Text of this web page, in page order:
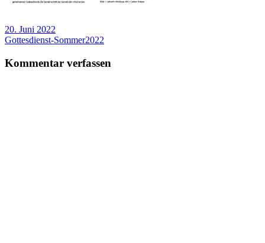
Veröffentlicht
am
20. Juni 2022
Beitragsnavigation
Vorheriger
Gottesdienst-Sommer2022
Kommentar verfassen